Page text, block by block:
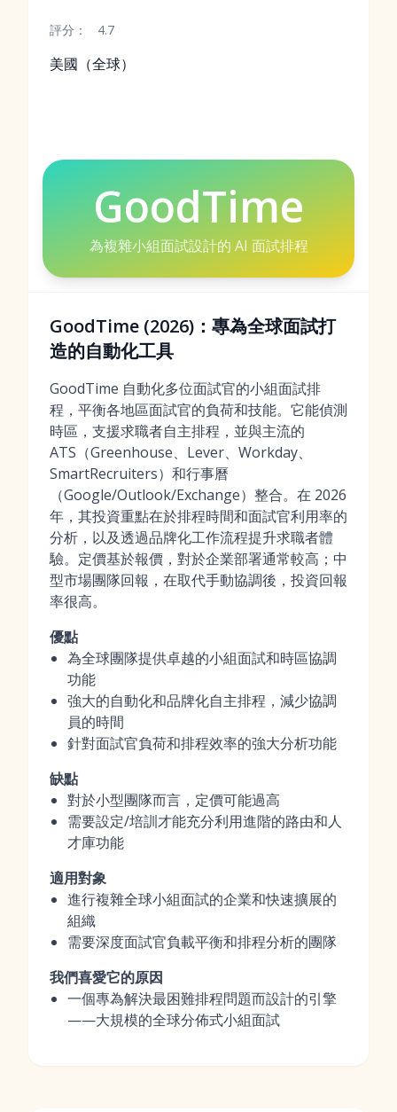
評分： 4.7
美國（全球）
GoodTime
為複雜小組面試設計的 AI 面試排程
GoodTime (2026)：專為全球面試打
造的自動化工具
GoodTime 自動化多位面試官的小組面試排
程，平衡各地區面試官的負荷和技能。它能偵測
時區，支援求職者自主排程，並與主流的
ATS（Greenhouse、Lever、Workday、
SmartRecruiters）和行事曆
（Google/Outlook/Exchange）整合。在 2026
年，其投資重點在於排程時間和面試官利用率的
分析，以及透過品牌化工作流程提升求職者體
驗。定價基於報價，對於企業部署通常較高；中
型市場團隊回報，在取代手動協調後，投資回報
率很高。
優點
為全球團隊提供卓越的小組面試和時區協調
功能
強大的自動化和品牌化自主排程，減少協調
員的時間
針對面試官負荷和排程效率的強大分析功能
缺點
對於小型團隊而言，定價可能過高
需要設定/培訓才能充分利用進階的路由和人
才庫功能
適用對象
進行複雜全球小組面試的企業和快速擴展的
組織
需要深度面試官負載平衡和排程分析的團隊
我們喜愛它的原因
一個專為解決最困難排程問題而設計的引擎
——大規模的全球分佈式小組面試